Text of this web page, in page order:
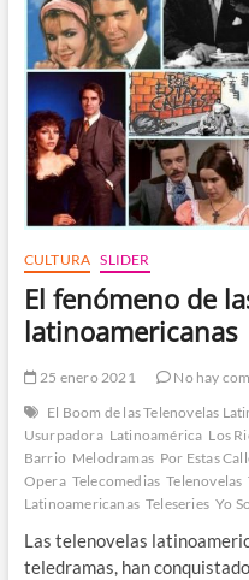
CULTURA SLIDER
El fenómeno de
latinoamericanas
25 enero 2021
No hay
El Boom de las Telenovelas
Usurpadora Latinoamérica Los
Barrio Melodramas Por Estas
Opera Telecomedias Telenovelas
Latinoamericanas Teleseries Yo
Las telenovelas
teledramas, han